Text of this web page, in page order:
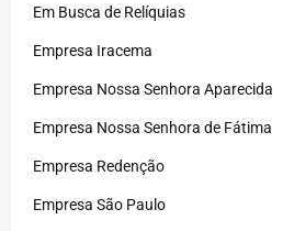
Em Busca de Relíquias
Empresa Iracema
Empresa Nossa Senhora Aparecida
Empresa Nossa Senhora de Fátima
Empresa Redenção
Empresa São Paulo